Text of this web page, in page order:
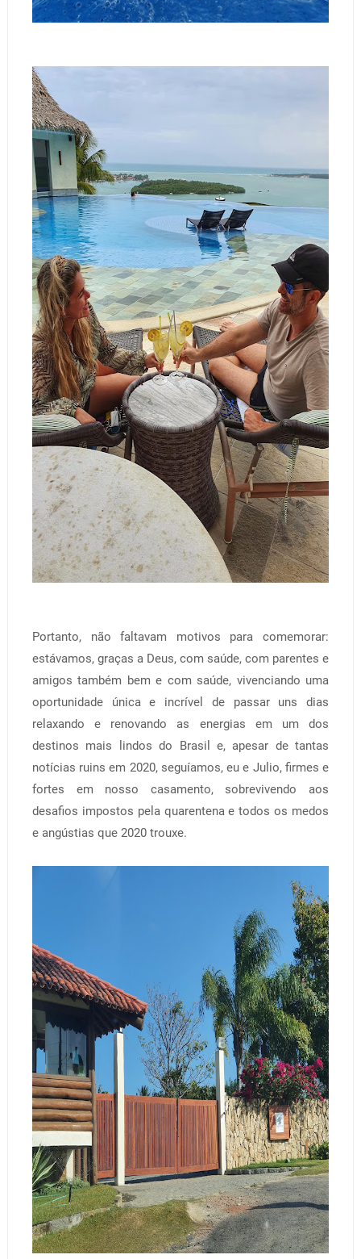
Portanto, não faltavam motivos para comemorar:
estávamos, graças a Deus, com saúde, com parentes e
amigos também bem e com saúde, vivenciando uma
oportunidade única e incrível de passar uns dias
relaxando e renovando as energias em um dos
destinos mais lindos do Brasil e, apesar de tantas
notícias ruins em 2020, seguíamos, eu e Julio, firmes e
fortes em nosso casamento, sobrevivendo aos
desafios impostos pela quarentena e todos os medos
e angústias que 2020 trouxe.